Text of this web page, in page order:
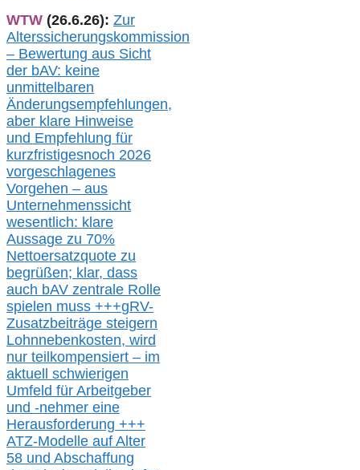
WTW (26.6.26): Zur
Alterssicherungskommission
– Bewertung aus Sicht
der bAV: keine
unmittelbaren
Änderungsempfehlungen,
aber klare Hinweise
und Empfehlung für
kurzfristigesnoch 2026
vorgeschlagenes
Vorgehen – aus
Unternehmenssicht
wesentlich: klare
Aussage zu 70%
Nettoersatzquote zu
begrüßen; klar, dass
auch bAV zentrale Rolle
spielen muss +++gRV-
Zusatzbeiträge steigern
Lohnnebenkosten, wird
nur teilkompensiert – im
aktuell schwierigen
Umfeld für Arbeitgeber
und -nehmer eine
Herausforderung +++
ATZ-Modelle auf Alter
58 und Abschaffung